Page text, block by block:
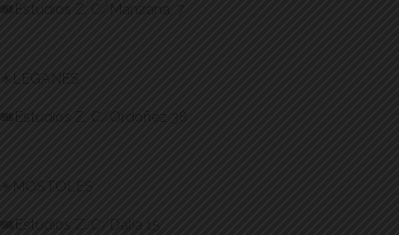
🎟️Estudios Z. C/Manzana, 7
✴️LEGANES
🎟️Estudios Z. C/Ordoñez 38
✴️MÓSTOLES
🎟️Estudios Z. C/Dalia 15